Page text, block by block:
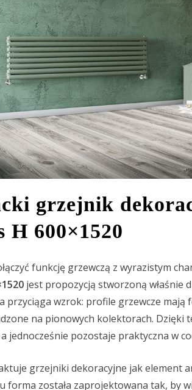
grzejnik
H 600×1520
funkcję grzewczą z wyrazistym
jest propozycją stworzoną właśnie
przyciąga wzrok: profile grzewcze mają
na pionowych kolektorach. Dzięki
jednocześnie pozostaje praktyczna w
grzejniki dekoracyjne jak element
forma została zaprojektowana tak, by